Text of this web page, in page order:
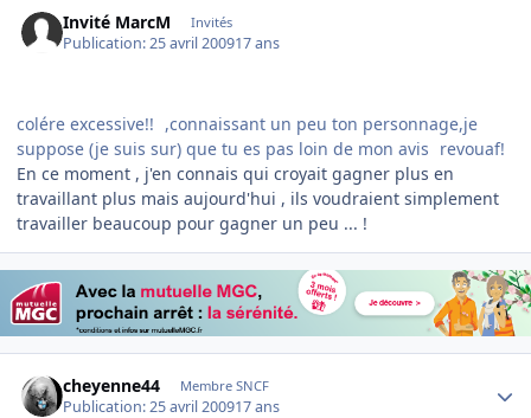
Invité MarcM Invités
Publication:25 avril 200917 ans
colére excessive!! ,connaissant un peu ton personnage,je
suppose (je suis sur) que tu es pas loin de mon avis revouaf!
En ce moment , j'en connais qui croyait gagner plus en
travaillant plus mais aujourd'hui , ils voudraient simplement
travailler beaucoup pour gagner un peu ... !
cheyenne44 Membre SNCF
Publication:25 avril 200917 ans